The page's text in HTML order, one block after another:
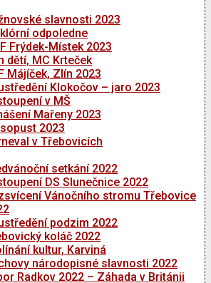
slavnosti 2023
odpoledne
Frýdek-Místek 2023
dětí, MC Krteček
Májíček, Zlín 2023
Klokočov – jaro 2023
v MŠ
Mařeny 2023
2023
v Třebovicích
setkání 2022
DS Slunečnice 2022
Vánočního stromu Třebovice
podzim 2022
koláč 2022
kultur, Karviná
národopisné slavnosti 2022
Radkov 2022 – Záhada v Británii